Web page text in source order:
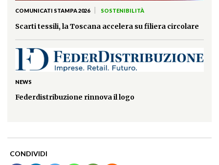
COMUNICATI STAMPA 2026 SOSTENIBILITÀ
Scarti tessili, la Toscana accelera su filiera circolare
NEWS
Federdistribuzione rinnova il logo
CONDIVIDI